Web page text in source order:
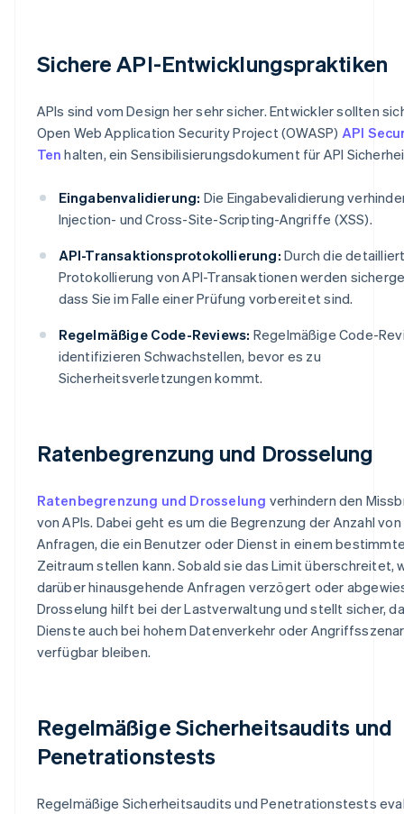
Sichere API-Entwicklungspraktiken
APIs sind vom Design her sehr sicher. Entwickler sollten
Open Web Application Security Project (OWASP) API
Ten halten, ein Sensibilisierungsdokument für API
Eingabenvalidierung: Die Eingabevalidierung
Injection- und Cross-Site-Scripting-Angriffe (XSS).
API-Transaktionsprotokollierung: Durch die
Protokollierung von API-Transaktionen werden
dass Sie im Falle einer Prüfung vorbereitet sind.
Regelmäßige Code-Reviews: Regelmäßige Code-
identifizieren Schwachstellen, bevor es zu
Sicherheitsverletzungen kommt.
Ratenbegrenzung und Drosselung
Ratenbegrenzung und Drosselung verhindern den
von APIs. Dabei geht es um die Begrenzung der Anzahl von
Anfragen, die ein Benutzer oder Dienst in einem
Zeitraum stellen kann. Sobald sie das Limit überschreitet,
darüber hinausgehende Anfragen verzögert oder
Drosselung hilft bei der Lastverwaltung und stellt sicher,
Dienste auch bei hohem Datenverkehr oder
verfügbar bleiben.
Regelmäßige Sicherheitsaudits und
Penetrationstests
Regelmäßige Sicherheitsaudits und Penetrationstests